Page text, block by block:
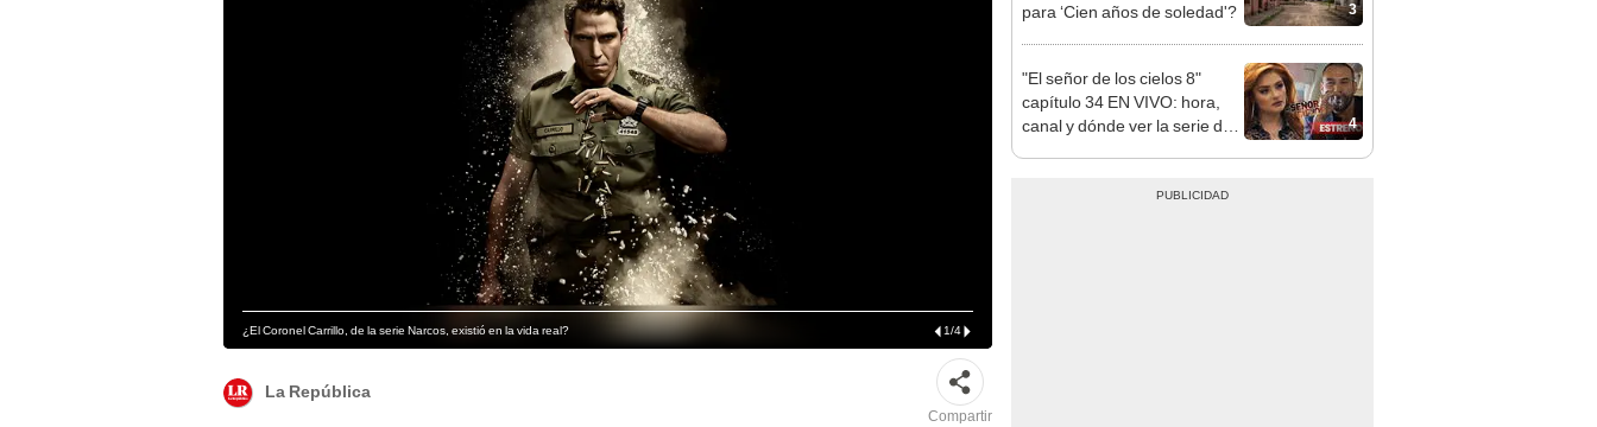
¿El Coronel Carrillo, de la serie Narcos, existió en la vida real? 1/4
La República
Compartir
3
para ‘Cien años de soledad'?
4
"El señor de los cielos 8"
capítulo 34 EN VIVO: hora,
canal y dónde ver la serie de